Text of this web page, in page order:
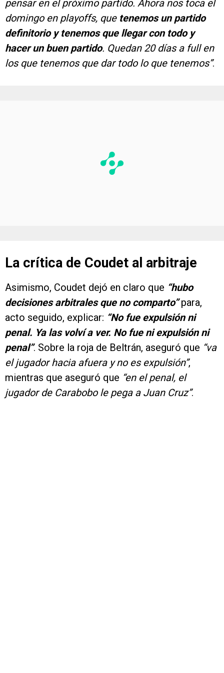
pensar en el próximo partido. Ahora nos toca el
domingo en playoffs, que tenemos un partido
definitorio y tenemos que llegar con todo y
hacer un buen partido. Quedan 20 días a full en
los que tenemos que dar todo lo que tenemos”.
La crítica de Coudet al arbitraje
Asimismo, Coudet dejó en claro que “hubo
decisiones arbitrales que no comparto”para,
acto seguido, explicar: “No fue expulsión ni
penal. Ya las volví a ver. No fue ni expulsión ni
penal”. Sobre la roja de Beltrán, aseguró que “va
el jugador hacia afuera y no es expulsión”,
mientras que aseguró que “en el penal, el
jugador de Carabobo le pega a Juan Cruz”.